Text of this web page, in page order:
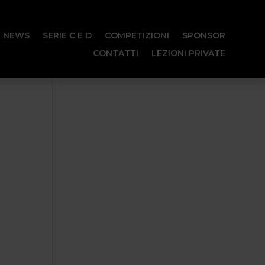
NEWS SERIE C E D COMPETIZIONI
SPONSOR
CONTATTI
LEZIONI PRIVATE